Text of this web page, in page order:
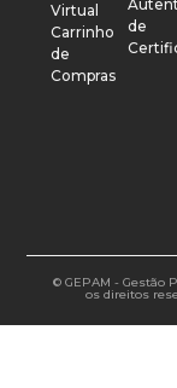
Virtual
Carrinho
de
Compras
de
© GEPAM - Gestão
os direitos